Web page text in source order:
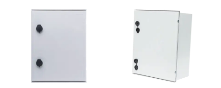
base poliester.Nivel de
IP66Resistencia contra
de placa trasera: Acero
galvanizado.Peso:
7.07…
base poliester.Nivel de
proteción:
IP66Resistencia contra
impactos: IK10Material
de placa trasera: Acero
galvanizado.Peso: